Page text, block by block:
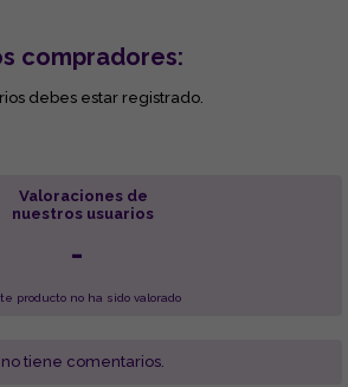
compradores:
debes estar registrado.
Valoraciones de
nuestros usuarios
-
producto no ha sido valorado
tiene comentarios.